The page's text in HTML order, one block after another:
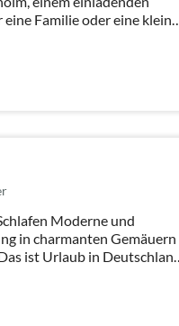
Familie oder eine kleine
und
in charmanten Gemäuern
ist Urlaub in Deutschland